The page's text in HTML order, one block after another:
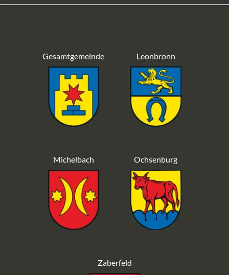
Gesamtgemeinde Leonbronn
Michelbach Ochsenburg
Zaberfeld